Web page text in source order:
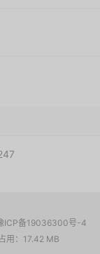
ICP备19036300号-4
用：17.42 MB